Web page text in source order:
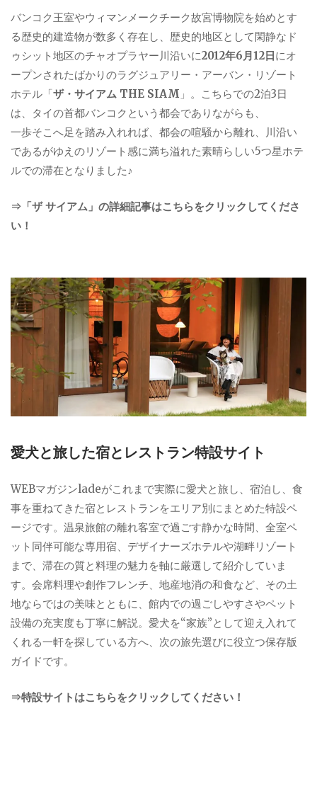
バンコク王室やウィマンメークチーク故宮博物院を始めとす
る歴史的建造物が数多く存在し、歴史的地区として閑静なド
ゥシット地区のチャオプラヤー川沿いに2012年6月12日にオ
ープンされたばかりのラグジュアリー・アーバン・リゾート
ホテル「ザ・サイアム THE SIAM 」。こちらでの2泊3日
は、タイの首都バンコクという都会でありながらも、
一歩そこへ足を踏み入れれば、都会の喧騒から離れ、川沿い
であるがゆえのリゾート感に満ち溢れた素晴らしい5つ星ホテ
ルでの滞在となりました♪
⇒「ザ サイアム」の詳細記事はこちらをクリックしてくださ
い！
愛犬と旅した宿とレストラン特設サイト
WEBマガジンladeがこれまで実際に愛犬と旅し、宿泊し、食
事を重ねてきた宿とレストランをエリア別にまとめた特設ペ
ージです。温泉旅館の離れ客室で過ごす静かな時間、全室ペ
ット同伴可能な専用宿、デザイナーズホテルや湖畔リゾート
まで、滞在の質と料理の魅力を軸に厳選して紹介していま
す。会席料理や創作フレンチ、地産地消の和食など、その土
地ならではの美味とともに、館内での過ごしやすさやペット
設備の充実度も丁寧に解説。愛犬を“家族”として迎え入れて
くれる一軒を探している方へ、次の旅先選びに役立つ保存版
ガイドです。
⇒特設サイトはこちらをクリックしてください！